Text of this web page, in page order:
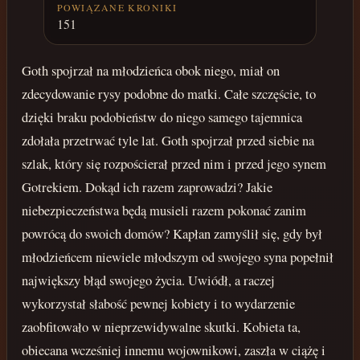
POWIĄZANE KRONIKI
151
Goth spojrzał na młodzieńca obok niego, miał on
zdecydowanie rysy podobne do matki. Całe szczęście, to
dzięki braku podobieństw do niego samego tajemnica
zdołała przetrwać tyle lat. Goth spojrzał przed siebie na
szlak, który się rozpościerał przed nim i przed jego synem
Gotrekiem. Dokąd ich razem zaprowadzi? Jakie
niebezpieczeństwa będą musieli razem pokonać zanim
powrócą do swoich domów? Kapłan zamyślił się, gdy był
młodzieńcem niewiele młodszym od swojego syna popełnił
największy błąd swojego życia. Uwiódł, a raczej
wykorzystał słabość pewnej kobiety i to wydarzenie
zaobfitowało w nieprzewidywalne skutki. Kobieta ta,
obiecana wcześniej innemu wojownikowi, zaszła w ciążę i